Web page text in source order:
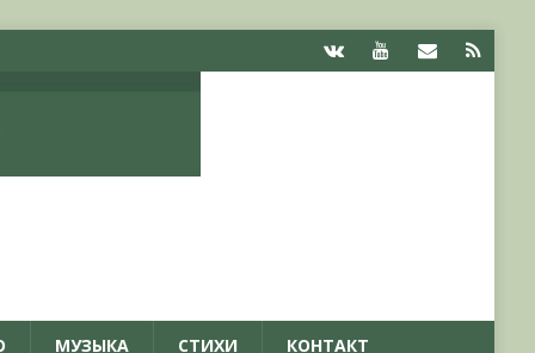
МУЗЫКА СТИХИ КОНТАКТ